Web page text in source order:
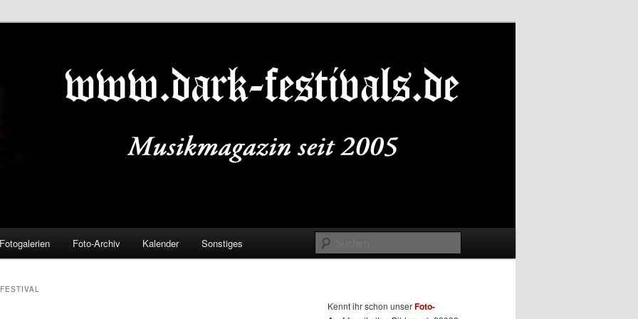
Fotogalerien Foto-Archiv Kalender Sonstiges
Kennt ihr schon unserFoto-